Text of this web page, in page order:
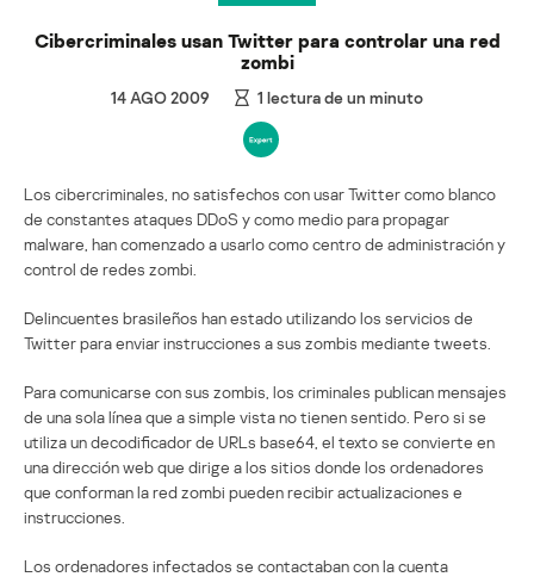
Cibercriminales usan Twitter para controlar una red
zombi
14 AGO 2009 1 lectura de un minuto
Los cibercriminales, no satisfechos con usar Twitter como blanco
de constantes ataques DDoS y como medio para propagar
malware, han comenzado a usarlo como centro de administración y
control de redes zombi.
Delincuentes brasileños han estado utilizando los servicios de
Twitter para enviar instrucciones a sus zombis mediante tweets.
Para comunicarse con sus zombis, los criminales publican mensajes
de una sola línea que a simple vista no tienen sentido. Pero si se
utiliza un decodificador de URLs base64, el texto se convierte en
una dirección web que dirige a los sitios donde los ordenadores
que conforman la red zombi pueden recibir actualizaciones e
instrucciones.
Los ordenadores infectados se contactaban con la cuenta